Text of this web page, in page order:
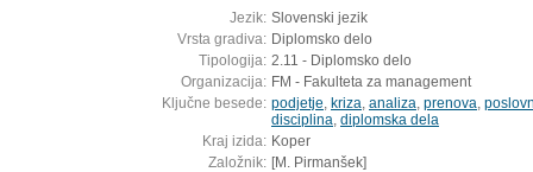
Jezik: Slovenski jezik
Vrsta gradiva: Diplomsko delo
Tipologija: 2.11 - Diplomsko delo
Organizacija: FM - Fakulteta za management
Ključne besede: podjetje kriza analiza prenova
disciplina diplomska dela
Kraj izida: Koper
Založnik: [M. Pirmanšek]